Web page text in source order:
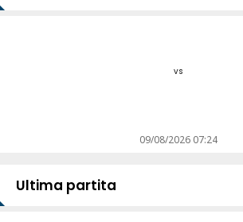
vs
09/08/2026 07:24
Ultima partita